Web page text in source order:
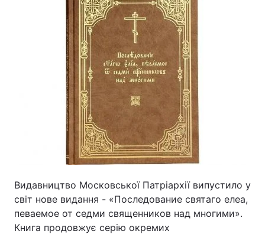
Видавництво Московської Патріархії випустило у
світ нове видання - «Последование святаго елеа,
певаемое от седми священников над многими».
Книга продовжує серію окремих